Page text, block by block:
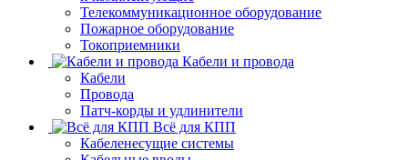
Телекоммуникационное оборудование
Пожарное оборудование
Токоприемники
Кабели и провода
Кабели
Провода
Патч-корды и удлинители
Всё для КПП
Кабеленесущие системы